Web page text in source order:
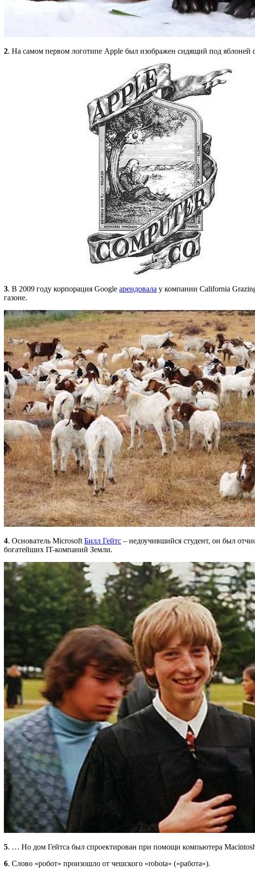
2. На самом первом логотипе Apple был изображен сидящий под яблоней
3. В 2009 году корпорация Google арендовала у компании California
газоне.
4. Основатель Microsoft Билл Гейтс – недоучившийся студент, он был
богатейших IT-компаний Земли.
5. … Но дом Гейтса был спроектирован при помощи компьютера
6. Слово «робот» произошло от чешского «robota» («работа»).